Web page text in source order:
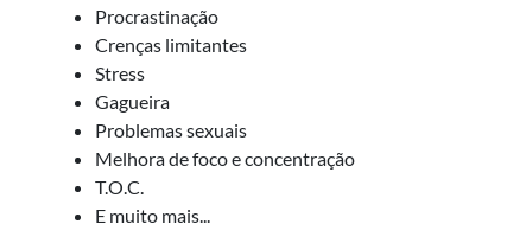
Procrastinação
Crenças limitantes
Stress
Gagueira
Problemas sexuais
Melhora de foco e concentração
T.O.C.
E muito mais...